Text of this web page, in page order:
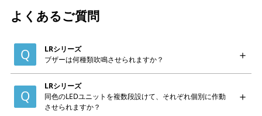
よくあるご質問
LRシリーズ
ブザーは何種類吹鳴させられますか？
LRシリーズ
同色のLEDユニットを複数段設けて、それぞれ個別に作動
させられますか？